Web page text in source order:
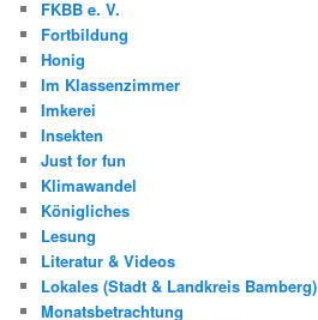
FKBB e. V.
Fortbildung
Honig
Im Klassenzimmer
Imkerei
Insekten
Just for fun
Klimawandel
Königliches
Lesung
Literatur & Videos
Lokales (Stadt & Landkreis Bamberg)
Monatsbetrachtung